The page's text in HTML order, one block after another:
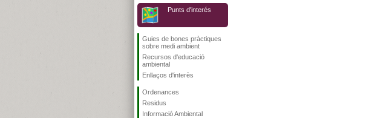
Punts d'interés
Guies de bones pràctiques
sobre medi ambient
Recursos d'educació
ambiental
Enllaços d'interès
Ordenances
Residus
Informació Ambiental